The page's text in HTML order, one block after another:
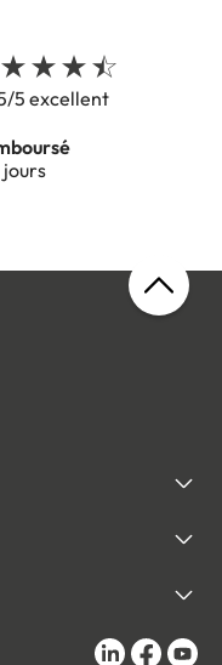
5 excellent